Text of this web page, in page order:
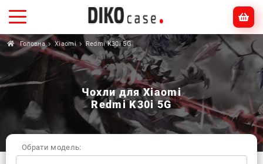
Головна Xiaomi Redmi K30i 5G
Чохли для Xiaomi
Redmi K30i 5G
Обрати модель: